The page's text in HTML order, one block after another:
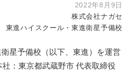
2022年8月9日
株式会社ナガセ
東進ハイスクール・東進衛星予備校
星予備校（以下、東進）を運営
：東京都武蔵野市 代表取締役